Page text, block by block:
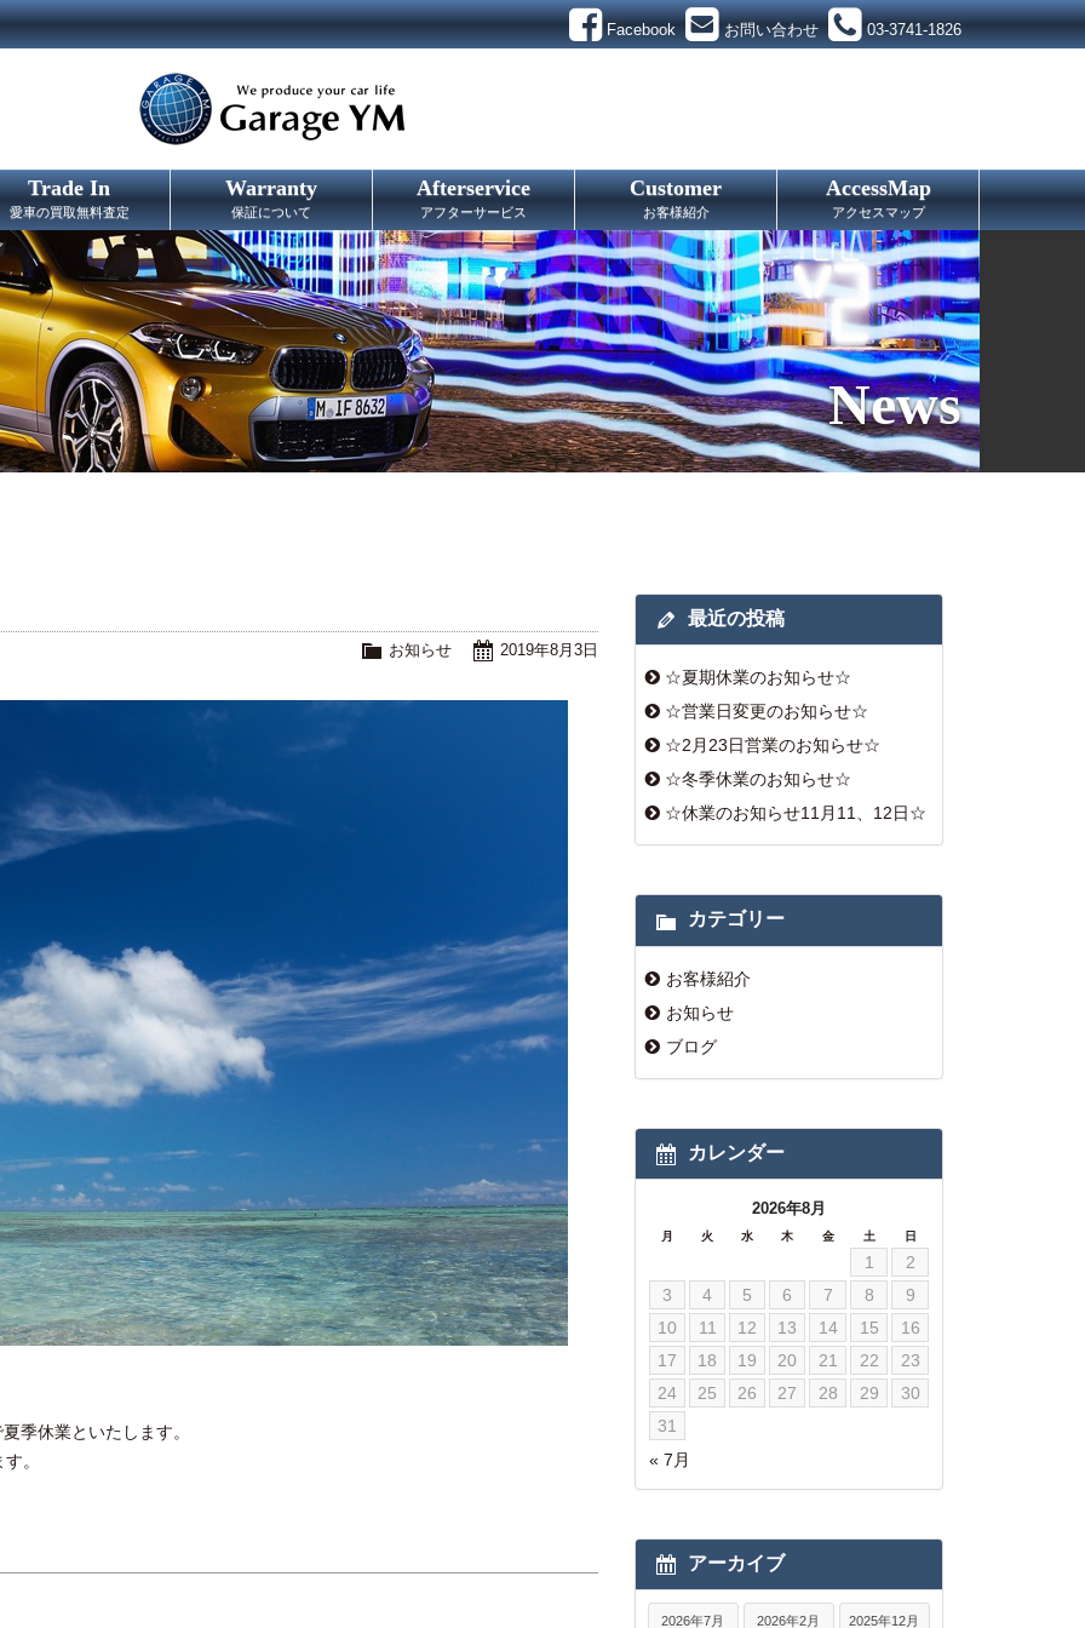
Facebook お問い合わせ 03-3741-1826
Trade In
愛車の買取無料査定
Warranty
保証について
Afterservice
アフターサービス
Customer
お客様紹介
AccessMap
アクセスマップ
News
2019年8月3日
お知らせ
季休業といたします。
。
最近の投稿
☆夏期休業のお知らせ☆
☆営業日変更のお知らせ☆
☆2月23日営業のお知らせ☆
☆冬季休業のお知らせ☆
☆休業のお知らせ11月11、12日☆
カテゴリー
お客様紹介
お知らせ
ブログ
カレンダー
2026年8月
月 火 水 木 金 土 日
« 7月
1
2
3
4 5 6 7 8
9
10
11 12 13 14 15
16
17
18 19 20 21 22
23
24
25 26 27 28 29
30
31
アーカイブ
2026年7月 2026年2月 2025年12月